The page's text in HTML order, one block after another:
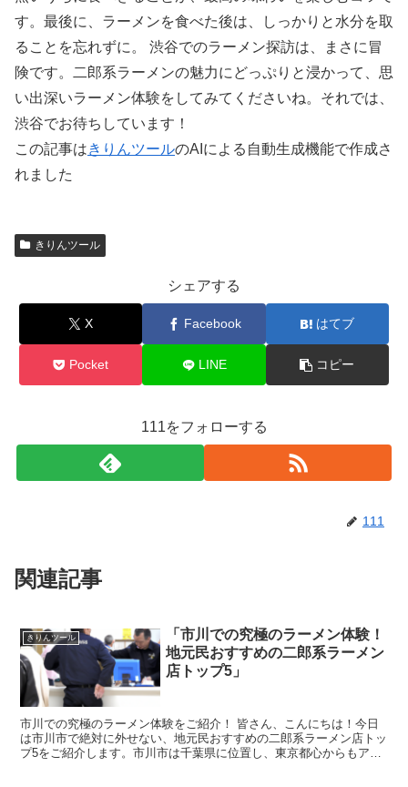
す。最後に、ラーメンを食べた後は、しっかりと水分を取
ることを忘れずに。 渋谷でのラーメン探訪は、まさに冒
険です。二郎系ラーメンの魅力にどっぷりと浸かって、思
い出深いラーメン体験をしてみてくださいね。それでは、
渋谷でお待ちしています！
この記事はきりんツールのAIによる自動生成機能で作成さ
れました
きりんツール
シェアする
X Facebook はてブ
Pocket LINE コピー
111をフォローする
111
関連記事
きりんツール
「市川での究極のラーメン体験！
地元民おすすめの二郎系ラーメン
店トップ5」
市川での究極のラーメン体験をご紹介！ 皆さん、こんにちは！今日
は市川市で絶対に外せない、地元民おすすめの二郎系ラーメン店トッ
プ5をご紹介します。市川市は千葉県に位置し、東京都心からもアク